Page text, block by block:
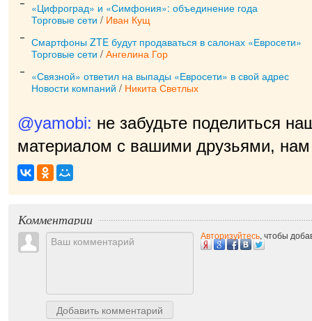
«Цифроград» и «Симфония»: объединение года
Торговые сети / Иван Кущ
Смартфоны ZTE будут продаваться в салонах «Евросети»
Торговые сети / Ангелина Гор
«Связной» ответил на выпады «Евросети» в свой адрес
Новости компаний / Никита Светлых
@yamobi: не забудьте поделиться
материалом с вашими друзьями, нам
приятно!
Комментарии